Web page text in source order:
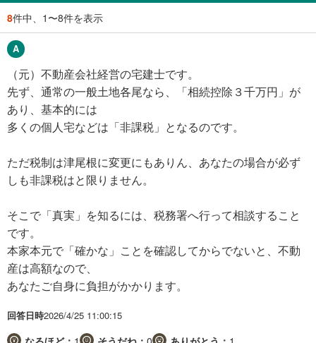
8件中、1〜8件を表示
（元）不動産会社経営の宅建士です。
先ず、通常の一般土地各尾なら、「相続控除３千万円」が
あり、基本的には
多くの個人宅などは「非課税」となるのです。
ただ税制は津尾根に変更にもありん、あなたの場合が必ず
しも非課税はと限りません。
そこで「真実」を知るには、税務署へ行って相談すること
です。
本家本元で「確かな」ことを確認してからでないと、不動
産は高額なので、
あなたご自身に負担がかかります。
回答日時2026/4/25 11:00:15